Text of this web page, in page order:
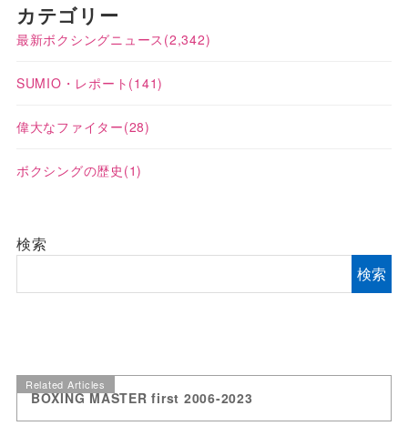
カテゴリー
最新ボクシングニュース (2,342)
SUMIO・レポート (141)
偉大なファイター(28)
ボクシングの歴史 (1)
検索
検索
Related Articles
BOXING MASTER first 2006-2023